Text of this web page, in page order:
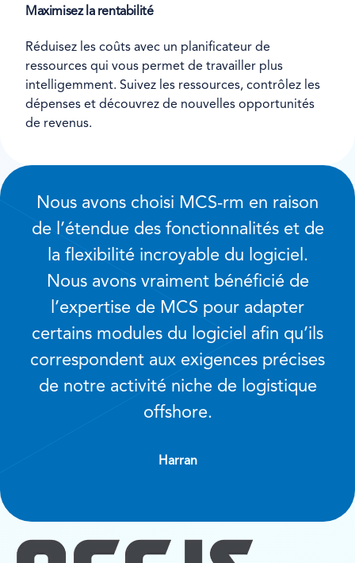
Maximisez la rentabilité
Réduisez les coûts avec un planificateur de
ressources qui vous permet de travailler plus
intelligemment. Suivez les ressources, contrôlez les
dépenses et découvrez de nouvelles opportunités
de revenus.
Nous avons choisi MCS-rm en raison
de l’étendue des fonctionnalités et de
la flexibilité incroyable du logiciel.
Nous avons vraiment bénéficié de
l’expertise de MCS pour adapter
certains modules du logiciel afin qu’ils
correspondent aux exigences précises
de notre activité niche de logistique
offshore.
Harran